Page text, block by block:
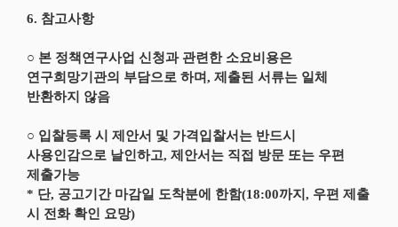
6. 참고사항
○ 본 정책연구사업 신청과 관련한 소요비용은
연구희망기관의 부담으로 하며, 제출된 서류는 일체
반환하지 않음
○ 입찰등록 시 제안서 및 가격입찰서는 반드시
사용인감으로 날인하고, 제안서는 직접 방문 또는 우편
제출가능
* 단, 공고기간 마감일 도착분에 한함(18:00까지, 우편 제출
시 전화 확인 요망)